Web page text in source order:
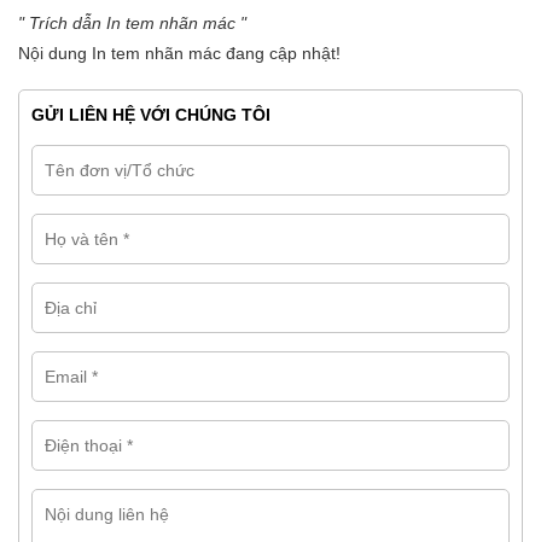
" Trích dẫn In tem nhãn mác "
Nội dung In tem nhãn mác đang cập nhật!
GỬI LIÊN HỆ VỚI CHÚNG TÔI